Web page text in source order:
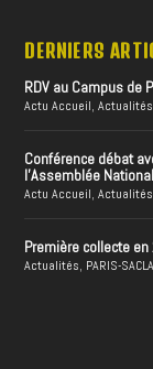
DERNIERS
RDV au Campus de
Actu Accueil,Actualités
Conférence débat
l’Assemblée
Actu Accueil,Actualités
Première collecte en
Actualités, PARIS-